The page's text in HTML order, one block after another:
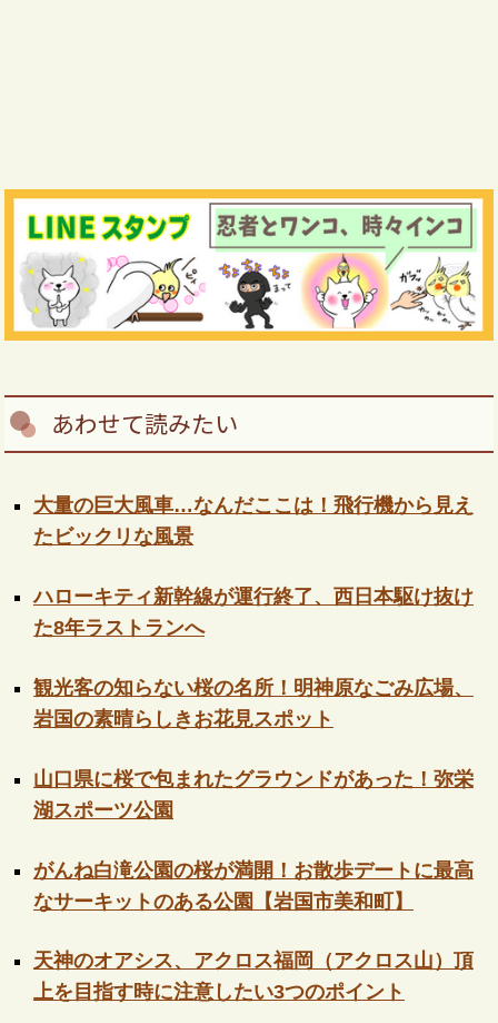
あわせて読みたい
大量の巨大風車…なんだここは！飛行機から見え
たビックリな風景
ハローキティ新幹線が運行終了、西日本駆け抜け
た8年ラストランへ
観光客の知らない桜の名所！明神原なごみ広場、
岩国の素晴らしきお花見スポット
山口県に桜で包まれたグラウンドがあった！弥栄
湖スポーツ公園
がんね白滝公園の桜が満開！お散歩デートに最高
なサーキットのある公園【岩国市美和町】
天神のオアシス、アクロス福岡（アクロス山）頂
上を目指す時に注意したい3つのポイント